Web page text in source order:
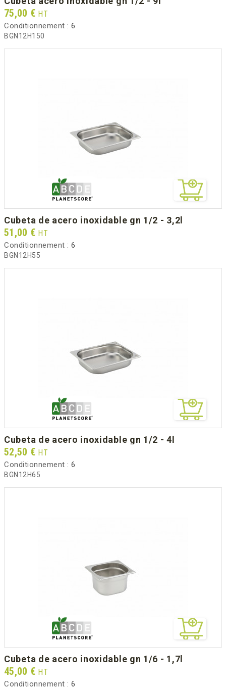
Prix
75,00 € HT
Conditionnement : 6
BGN12H150
cubeta de acero inoxidable gn 1/2 - 3,2l
Prix
51,00 € HT
Conditionnement : 6
BGN12H55
cubeta de acero inoxidable gn 1/2 - 4l
Prix
52,50 € HT
Conditionnement : 6
BGN12H65
cubeta de acero inoxidable gn 1/6 - 1,7l
Prix
45,00 € HT
Conditionnement : 6